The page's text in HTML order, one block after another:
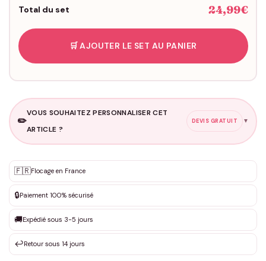
Total du set 24,99€
🛒 AJOUTER LE SET AU PANIER
✏️
VOUS SOUHAITEZ PERSONNALISER CET
ARTICLE ?
DEVIS GRATUIT ▼
✨ Personnalisation sur mesure
DEVIS GRATUIT · Personnalisation de 3 à 10€ selon la demande
Que souhaitez-vous ?*
Votre texte / idée*
🇫🇷Flocage en France
🔒Paiement 100% sécurisé
🚚Expédié sous 3-5 jours
↩️Retour sous 14 jours